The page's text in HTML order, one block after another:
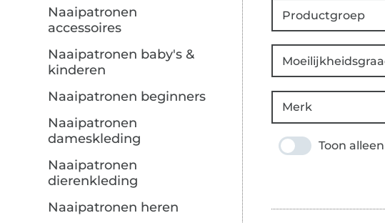
Naaipatronen
accessoires
Naaipatronen baby's &
kinderen
Naaipatronen beginners
Naaipatronen
dameskleding
Naaipatronen
dierenkleding
Naaipatronen heren
Productgroep
Merk
Toon